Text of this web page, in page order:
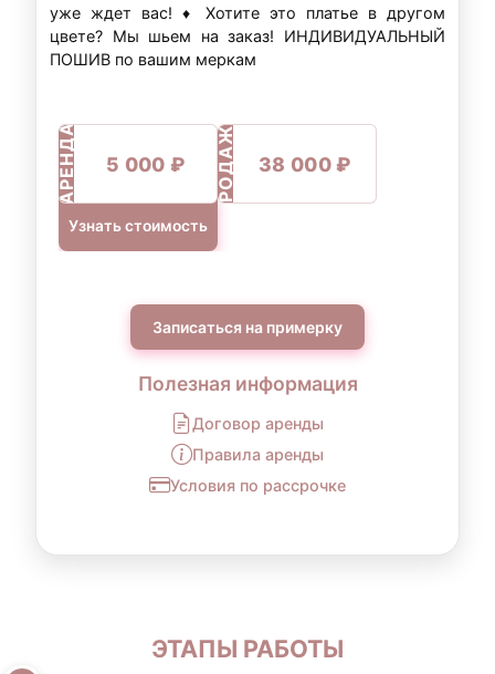
уже ждет вас! ♦ Хотите это платье в другом
цвете? Мы шьем на заказ! ИНДИВИДУАЛЬНЫЙ
ПОШИВ по вашим меркам
АРЕНДА 5 000 ₽
Узнать стоимость
ПРОДАЖА 38 000 ₽
Записаться на примерку
Полезная информация
Договор аренды
Правила аренды
Условия по рассрочке
ЭТАПЫ РАБОТЫ